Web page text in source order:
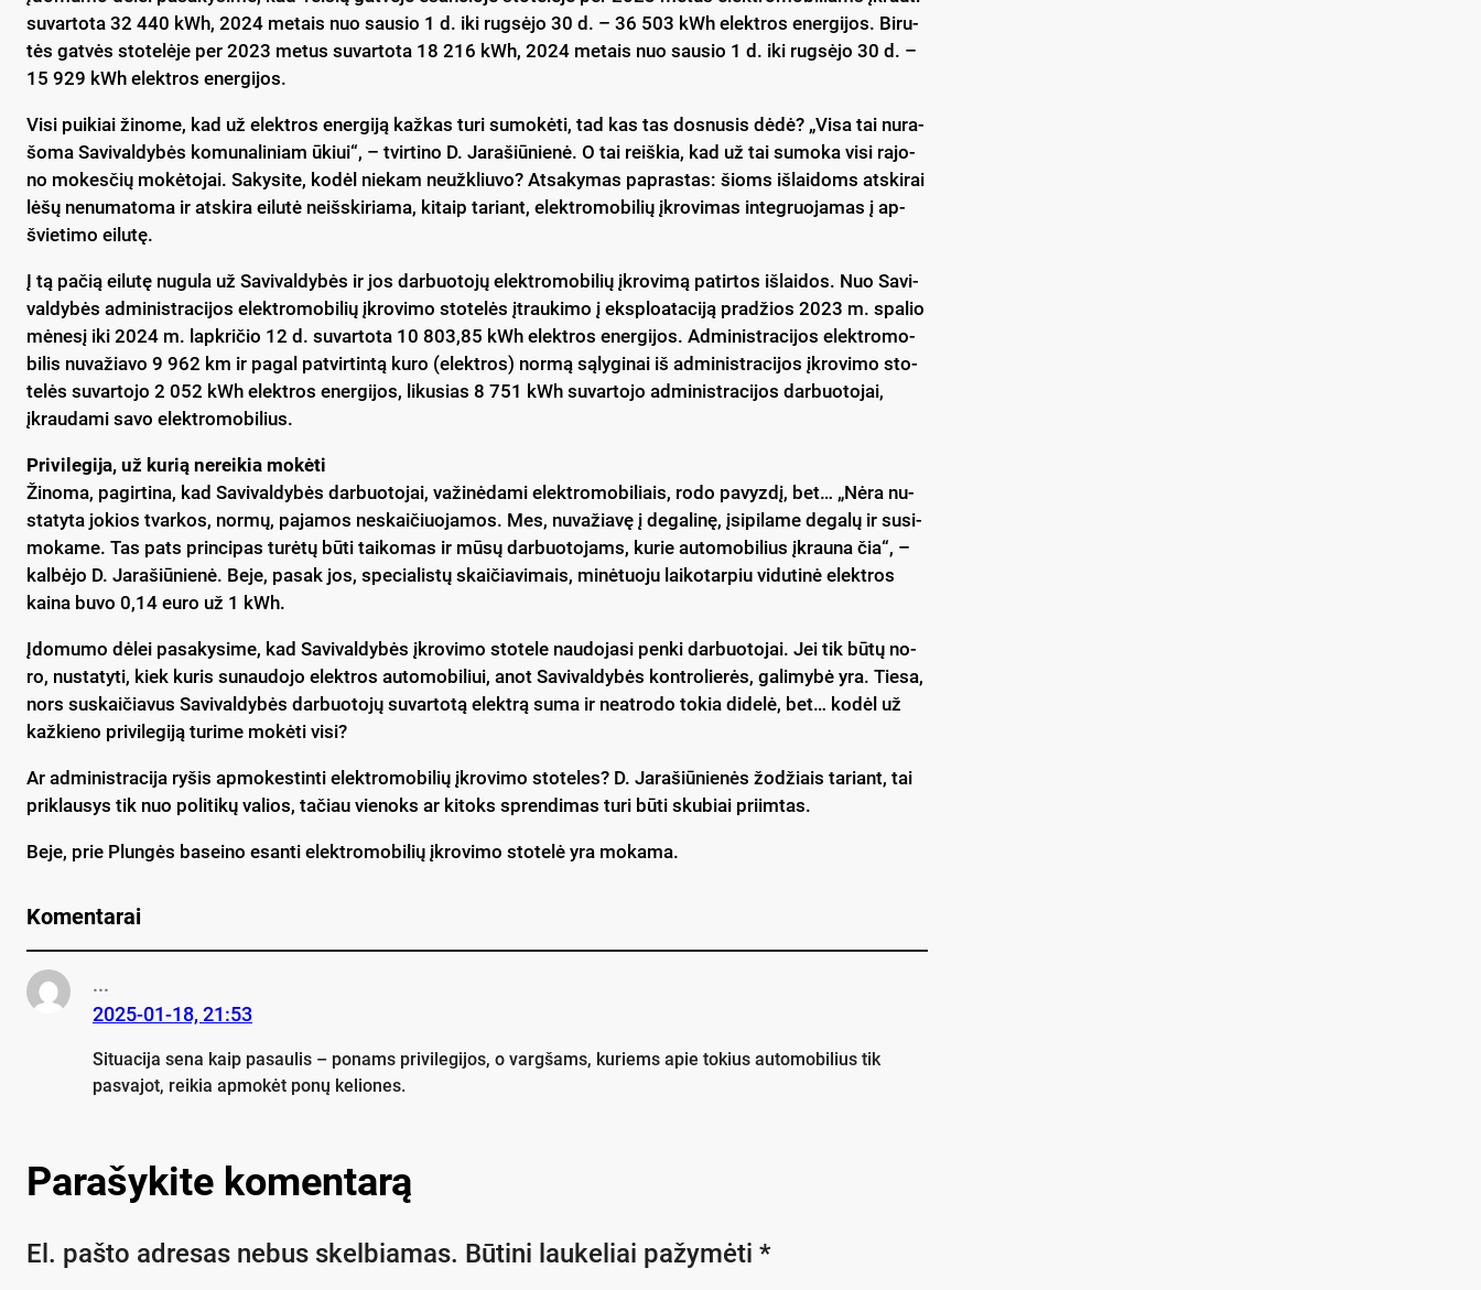
su­var­to­ta 32 440 kWh, 2024 me­tais nuo sau­sio 1 d. iki rug­sė­jo 30 d. – 36 503 kWh elekt­ros ener­gi­jos. Bi­ru­
tės gat­vės sto­te­lė­je per 2023 me­tus su­var­to­ta 18 216 kWh, 2024 me­tais nuo sau­sio 1 d. iki rug­sė­jo 30 d. –
15 929 kWh elekt­ros ener­gi­jos.
Vi­si pui­kiai ži­no­me, kad už elekt­ros ener­gi­ją kaž­kas tu­ri su­mo­kė­ti, tad kas tas dos­nu­sis dė­dė? „Vi­sa tai nu­ra­
šo­ma Sa­vi­val­dy­bės ko­mu­na­li­niam ūkiui“, – tvir­ti­no D. Ja­ra­šiū­nie­nė. O tai reiš­kia, kad už tai su­mo­ka vi­si ra­jo­
no mo­kes­čių mo­kė­to­jai. Sa­ky­si­te, ko­dėl nie­kam neužk­liu­vo? At­sa­ky­mas pa­pras­tas: šioms iš­lai­doms at­ski­rai
lė­šų ne­nu­ma­to­ma ir at­ski­ra ei­lu­tė neišs­ki­ria­ma, ki­taip ta­riant, elekt­ro­mo­bi­lių įkro­vi­mas in­teg­ruo­ja­mas į ap­
švie­ti­mo ei­lu­tę.
Į tą pa­čią ei­lu­tę nu­gu­la už Sa­vi­val­dy­bės ir jos dar­buo­to­jų elekt­ro­mo­bi­lių įkro­vi­mą pa­tir­tos iš­lai­dos. Nuo Sa­vi­
val­dy­bės ad­mi­nist­ra­ci­jos elekt­ro­mo­bi­lių įkro­vi­mo sto­te­lės įtrau­ki­mo į eksp­loa­ta­ci­ją pra­džios 2023 m. spa­lio
mė­ne­sį iki 2024 m. lapk­ri­čio 12 d. su­var­to­ta 10 803,85 kWh elekt­ros ener­gi­jos. Ad­mi­nist­ra­ci­jos elekt­ro­mo­
bi­lis nu­va­žia­vo 9 962 km ir pa­gal pa­tvir­tin­tą ku­ro (elekt­ros) nor­mą są­ly­gi­nai iš ad­mi­nist­ra­ci­jos įkro­vi­mo sto­
te­lės su­var­to­jo 2 052 kWh elekt­ros ener­gi­jos, li­ku­sias 8 751 kWh su­var­to­jo ad­mi­nist­ra­ci­jos dar­buo­to­jai,
įkrau­da­mi sa­vo elekt­ro­mo­bi­lius.
Pri­vi­le­gi­ja, už ku­rią ne­rei­kia mo­kė­ti
Ži­no­ma, pa­gir­ti­na, kad Sa­vi­val­dy­bės dar­buo­to­jai, va­ži­nė­da­mi elekt­ro­mo­bi­liais, ro­do pa­vyz­dį, bet… „Nė­ra nu­
sta­ty­ta jo­kios tvar­kos, nor­mų, pa­ja­mos ne­skai­čiuo­ja­mos. Mes, nu­va­žia­vę į de­ga­li­nę, įsi­pi­la­me de­ga­lų ir su­si­
mo­ka­me. Tas pa­ts prin­ci­pas tu­rė­tų bū­ti tai­ko­mas ir mū­sų dar­buo­to­jams, ku­rie au­to­mo­bi­lius įkrau­na čia“, –
kal­bė­jo D. Ja­ra­šiū­nie­nė. Be­je, pa­sak jos, spe­cia­lis­tų skai­čia­vi­mais, mi­nė­tuo­ju lai­ko­tar­piu vi­du­ti­nė elekt­ros
kai­na bu­vo 0,14 eu­ro už 1 kWh.
Įdo­mu­mo dė­lei pa­sa­ky­si­me, kad Sa­vi­val­dy­bės įkro­vi­mo sto­te­le nau­do­ja­si pen­ki dar­buo­to­jai. Jei tik bū­tų no­
ro, nu­sta­ty­ti, kiek ku­ris su­nau­do­jo elekt­ros au­to­mo­bi­liui, anot Sa­vi­val­dy­bės kont­ro­lie­rės, ga­li­my­bė yra. Tie­sa,
nors su­skai­čia­vus Sa­vi­val­dy­bės dar­buo­to­jų su­var­to­tą elekt­rą su­ma ir neat­ro­do to­kia di­de­lė, bet… ko­dėl už
kaž­kie­no pri­vi­le­gi­ją tu­ri­me mo­kė­ti vi­si?
Ar ad­mi­nist­ra­ci­ja ry­šis ap­mo­kes­tin­ti elekt­ro­mo­bi­lių įkro­vi­mo sto­te­les? D. Ja­ra­šiū­nie­nės žo­džiais ta­riant, tai
pri­klau­sys tik nuo po­li­ti­kų va­lios, ta­čiau vie­noks ar ki­toks spren­di­mas tu­ri bū­ti sku­biai priim­tas.
Be­je, prie Plun­gės ba­sei­no esan­ti elekt­ro­mo­bi­lių įkro­vi­mo sto­te­lė yra mokama.
Komentarai
...
2025-01-18, 21:53
Situacija sena kaip pasaulis – ponams privilegijos, o vargšams, kuriems apie tokius automobilius tik
pasvajot, reikia apmokėt ponų keliones.
Parašykite komentarą
El. pašto adresas nebus skelbiamas. Būtini laukeliai pažymėti *